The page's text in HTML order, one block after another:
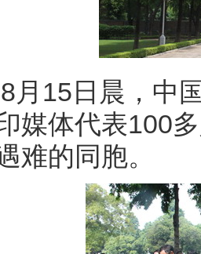
15日晨，中国
媒体代表100
难的同胞。